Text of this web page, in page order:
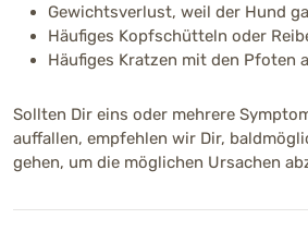
Gewichtsverlust, weil der Hund
Häufiges Kopfschütteln oder
Häufiges Kratzen mit den Pfoten
Sollten Dir eins oder mehrere
auffallen, empfehlen wir Dir,
gehen, um die möglichen Ursachen